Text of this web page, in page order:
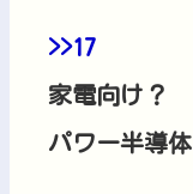
>>17
家電向け？
パワー半導